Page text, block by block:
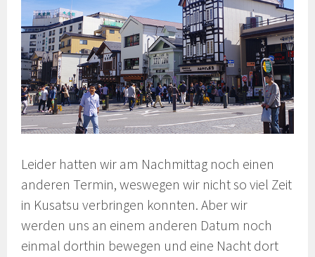
Leider hatten wir am Nachmittag noch einen
anderen Termin, weswegen wir nicht so viel Zeit
in Kusatsu verbringen konnten. Aber wir
werden uns an einem anderen Datum noch
einmal dorthin bewegen und eine Nacht dort